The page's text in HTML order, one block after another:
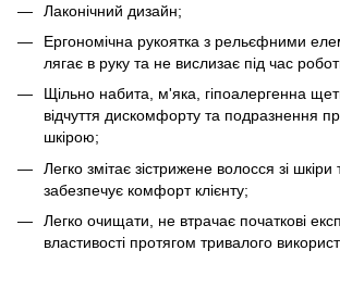
Лаконічний дизайн;
Ергономічна рукоятка з рельєфними
лягає в руку та не вислизає під час
Щільно набита, м'яка, гіпоалергенна
відчуття дискомфорту та подразнення
шкірою;
Легко змітає зістрижене волосся зі шкіри
забезпечує комфорт клієнту;
Легко очищати, не втрачає початкові
властивості протягом тривалого